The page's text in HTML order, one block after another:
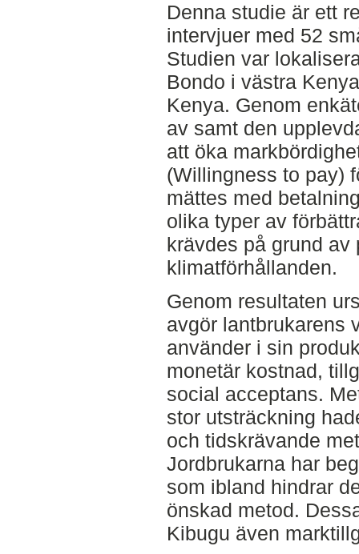
Denna studie är ett
intervjuer med 52
Studien var
Bondo i västra
Kenya. Genom
av samt den
att öka
(Willingness to pay)
mättes med
olika typer av
krävdes på grund av
klimatförhållanden.
Genom resultaten
avgör lantbrukarens
använder i sin
monetär kostnad,
social acceptans.
stor utsträckning
och tidskrävande
Jordbrukarna har
som ibland hindrar
önskad metod.
Kibugu även